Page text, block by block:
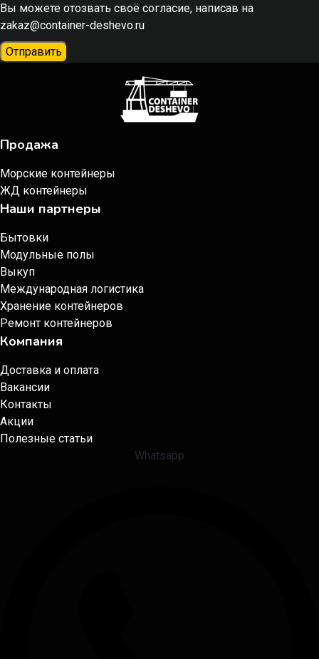
Вы можете отозвать своё согласие, написав на
zakaz@container-deshevo.ru
Отправить
Продажа
Морские контейнеры
ЖД контейнеры
Наши партнеры
Бытовки
Модульные полы
Выкуп
Международная логистика
Хранение контейнеров
Ремонт контейнеров
Компания
Доставка и оплата
Вакансии
Контакты
Акции
Полезные статьи
Whatsapp